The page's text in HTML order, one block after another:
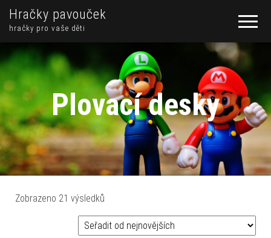
Hračky pavouček
hračky pro vaše děti
Plovací desky
Zobrazeno 21 výsledků